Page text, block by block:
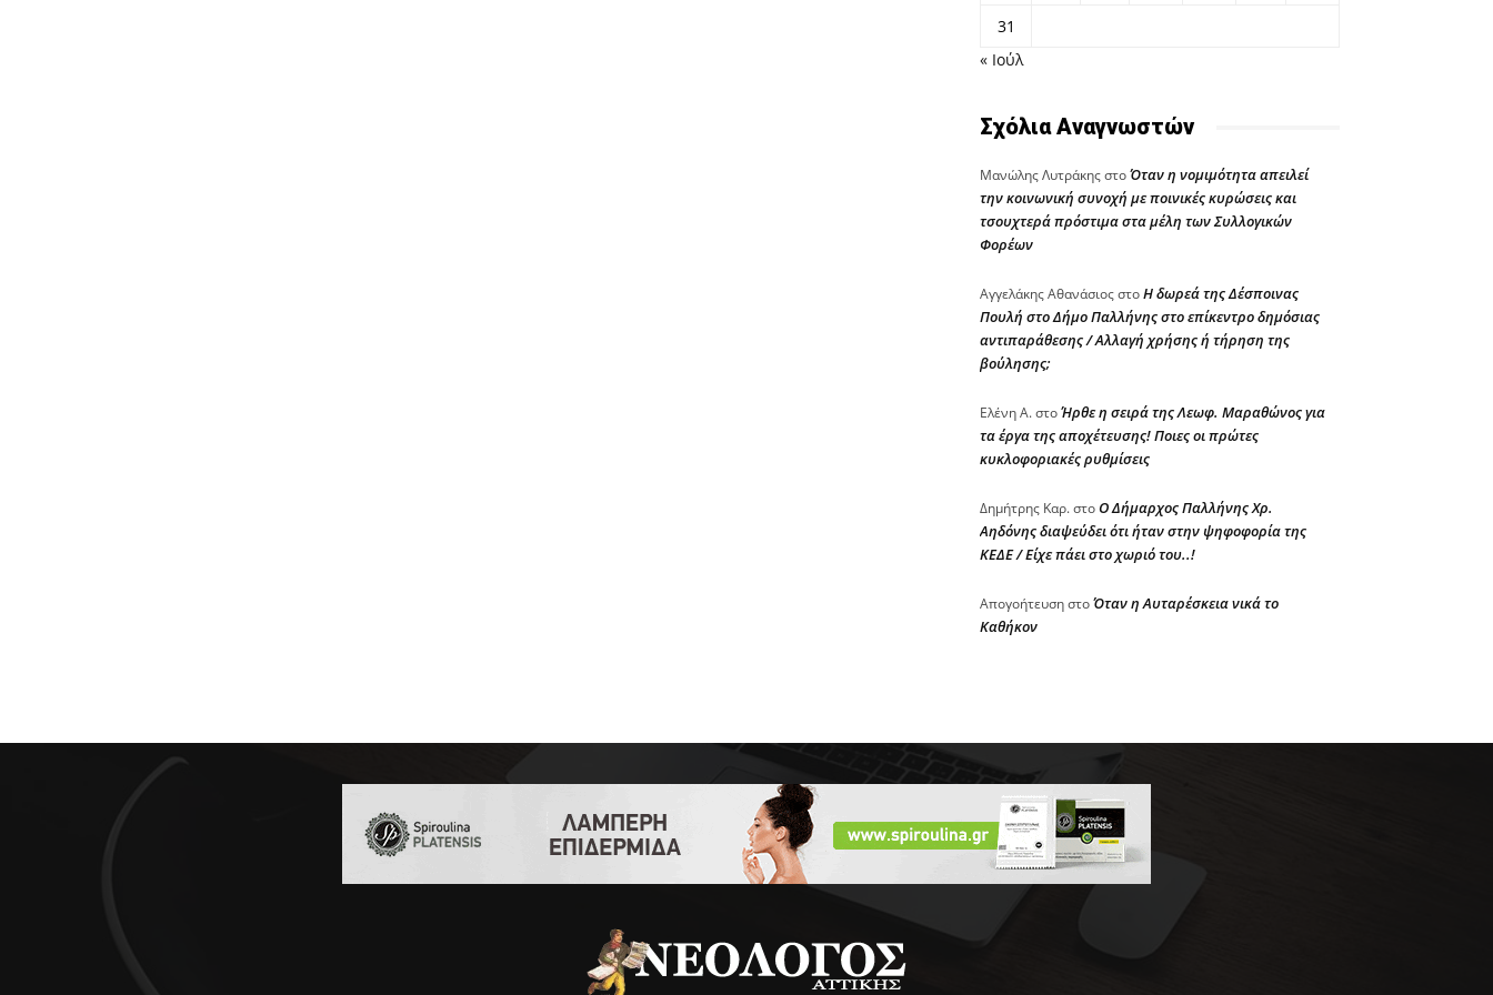
31
« Ιούλ
Σχόλια Αναγνωστών
Μανώλης ΛυτράκηςστοΌταν η νομιμότητα απειλεί
την κοινωνική συνοχή με ποινικές κυρώσεις και
τσουχτερά πρόστιμα στα μέλη των Συλλογικών
Φορέων
Αγγελάκης ΑθανάσιοςστοΗ δωρεά της Δέσποινας
Πουλή στο Δήμο Παλλήνης στο επίκεντρο δημόσιας
αντιπαράθεσης / Αλλαγή χρήσης ή τήρηση της
βούλησης;
Ελένη Α.στοΉρθε η σειρά της Λεωφ. Μαραθώνος για
τα έργα της αποχέτευσης! Ποιες οι πρώτες
κυκλοφοριακές ρυθμίσεις
Δημήτρης Καρ.στοΟ Δήμαρχος Παλλήνης Χρ.
Αηδόνης διαψεύδει ότι ήταν στην ψηφοφορία της
ΚΕΔΕ / Είχε πάει στο χωριό του..!
ΑπογοήτευσηστοΌταν η Αυταρέσκεια νικά το
Καθήκον